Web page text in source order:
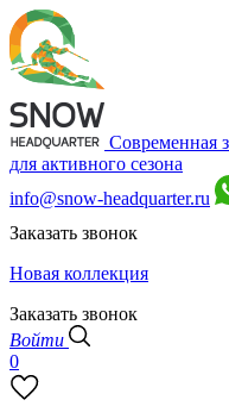
Современная
для активного сезона
info@snow-headquarter.ru
Заказать звонок
Новая коллекция
Заказать звонок
Войти
0